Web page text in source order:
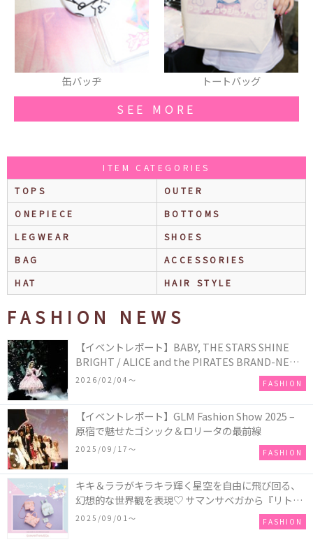
トートバッグ パンプス
SEE MORE
ITEM CATEGORIES
TOPS
OUTER
ONEPIECE
BOTTOMS
LEGWEAR
SHOES
BAG
ACCESSORIES
HAT
HAIR STYLE
FASHION NEWS
【イベントレポート】BABY, THE STARS SHINE
BRIGHT / ALICE and the PIRATES BRAND-NEW
COLLECTION in TOKYO
2026/02/04〜 FASHION
【イベントレポート】GLM Fashion Show 2025 –
原宿で魅せたゴシック＆ロリータの最前線
2025/09/17〜 FASHION
キキ＆ララがキラキラ輝く星空を自由に飛び回る、
幻想的な世界観を表現♡ サマンサベガから『リトル
ツインスターズ』50周年アニバーサリーイヤー』を
2025/09/01〜 FASHION